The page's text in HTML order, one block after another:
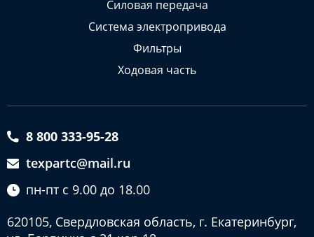
Силовая передача
Система электропривода
Фильтры
Ходовая часть
8 800 333-95-28
texpartc@mail.ru
пн-пт с 9.00 до 18.00
620105, Свердловская область, г. Екатеринбург,